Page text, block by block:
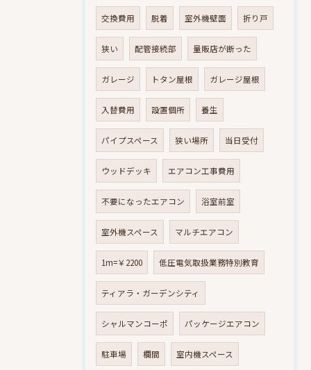
交換費用 脱着 室外機壁面 折り戸
狭い 配管接続部 量販店が断った
ガレージ トタン屋根 ガレージ屋根
入替費用 設置個所 養生
パイプスペース 狭い場所 当日受付
ウッドデッキ エアコン工事費用
不要になったエアコン 浴室前室
室外機スペース マルチエアコン
1m=￥2200 低圧電気取扱業務特別教育
ティアラ・ガーデンシティ
シャルマンコーポ パッケージエアコン
駐車場 欄間 室内機スペース